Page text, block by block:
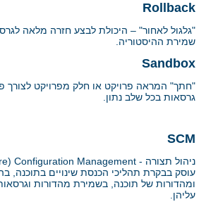
Rollback
"גלגול לאחור" – היכולת לבצע חזרה מלאה
שמירת ההיסטוריה.
Sandbox
"חתך" המראה פרויקט או חלק מפרויקט לצורך
גרסאות בכל שלב נתון.
SCM
ניהול תצורה - Configuration Management
עוסק בבקרת תהליכי הכנסת שינויים בתוכנה,
ומהדורות של תוכנה, בשמירת מהדורות
עליהן.